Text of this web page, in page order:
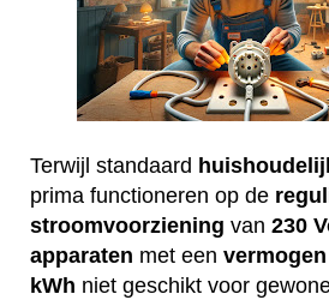
Terwijl standaard
prima functioneren op de
stroomvoorziening van 230
apparaten met een vermogen
kWh niet geschikt voor